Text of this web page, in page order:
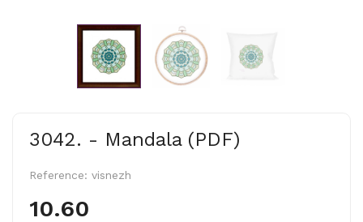
3042. - Mandala (PDF)
Reference: visnezh
10.60